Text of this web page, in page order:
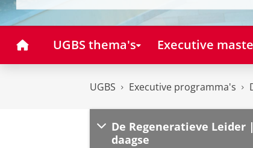
HomeUGBS thema's Executive
UGBS Executive programma's
De Regeneratieve Leider
daagse